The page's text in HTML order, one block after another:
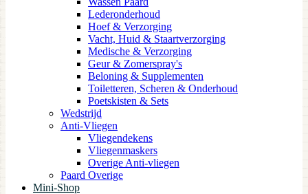
Lederonderhoud
Hoef & Verzorging
Vacht, Huid & Staartverzorging
Medische & Verzorging
Geur & Zomerspray's
Beloning & Supplementen
Toiletteren, Scheren & Onderhoud
Poetskisten & Sets
Wedstrijd
Anti-Vliegen
Vliegendekens
Vliegenmaskers
Overige Anti-vliegen
Paard Overige
Mini-Shop